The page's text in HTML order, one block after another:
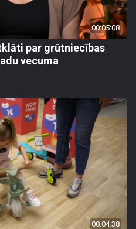
00:05:08
par grūtniecības
vecuma
00:04:38